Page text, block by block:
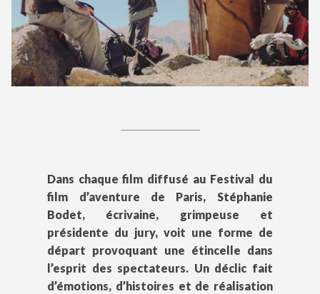
Dans chaque film diffusé au Festival du
film d’aventure de Paris, Stéphanie
Bodet, écrivaine, grimpeuse et
présidente du jury, voit une forme de
départ provoquant une étincelle dans
l’esprit des spectateurs. Un déclic fait
d’émotions, d’histoires et de réalisation